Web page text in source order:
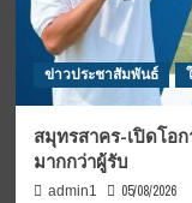
ข่าวประชาสัมพันธ์
สมุทรสาคร-เปิดโอ
มากกว่าผู้รับ
admin1 05/08/2026